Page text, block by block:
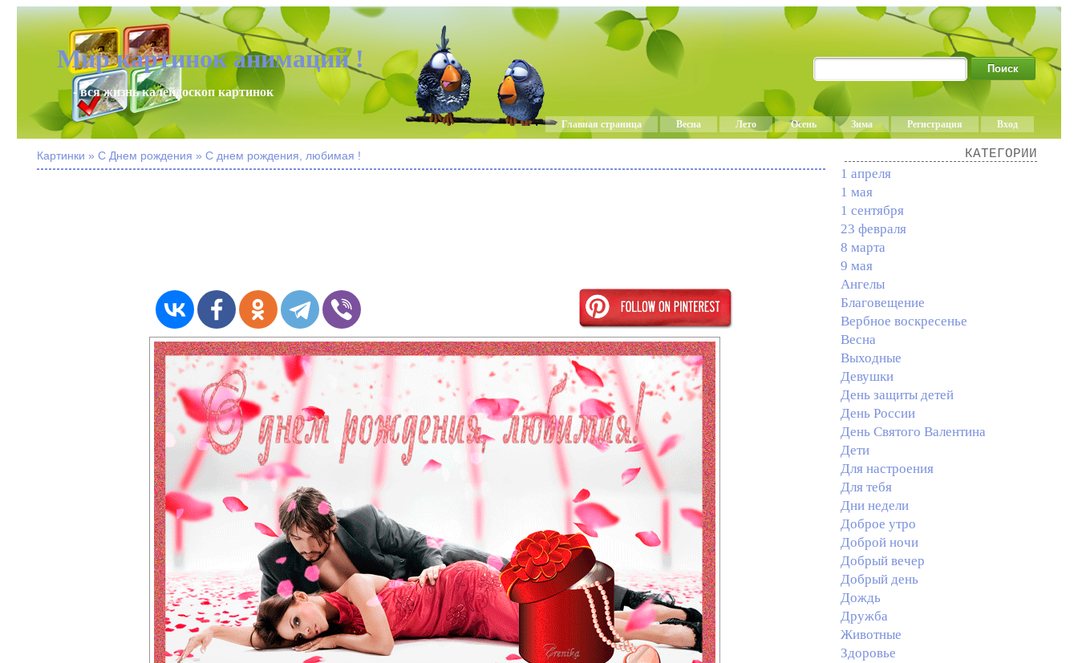
Мир картинок анимаций !
- вся жизнь калейдоскоп картинок
Главная страница Весна Лето Осень Зима Регистрация Вход
Картинки » С Днем рождения » С днем рождения, любимая ! КАТЕГОРИИ
1 апреля
1 мая
1 сентября
23 февраля
8 марта
9 мая
Ангелы
Благовещение
Вербное воскресенье
Весна
Выходные
Девушки
День защиты детей
День России
День Святого Валентина
Дети
Для настроения
Для тебя
Дни недели
Доброе утро
Доброй ночи
Добрый вечер
Добрый день
Дождь
Дружба
Животные
Здоровье